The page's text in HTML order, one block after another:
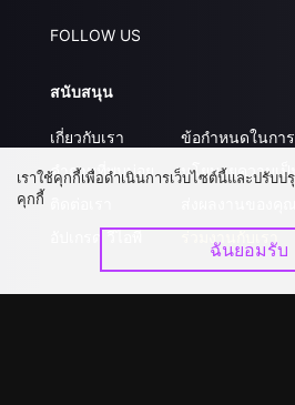
FOLLOW US
สนับสนุน
เกี่ยวกับเรา
คำถามที่พบบ่อย
ข้อกำหนดในกา
นโยบายความเ
เราใช้คุกกี้เพื่อดำเนินการเว็บไซต์นี้และปรับป
คุกกี้
ฉันยอมรับ